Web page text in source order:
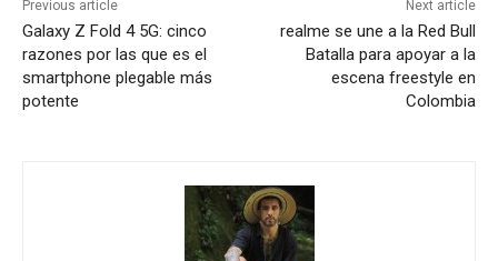
Previous article
Galaxy Z Fold 4 5G: cinco
razones por las que es el
smartphone plegable más
potente
Next article
realme se une a la Red Bull
Batalla para apoyar a la
escena freestyle en
Colombia